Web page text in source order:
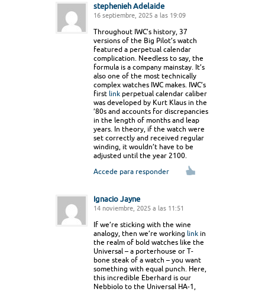
stephenieh Adelaide
16 septiembre, 2025 a las 19:09
Throughout IWC’s history, 37
versions of the Big Pilot’s watch
featured a perpetual calendar
complication. Needless to say, the
formula is a company mainstay. It’s
also one of the most technically
complex watches IWC makes. IWC’s
first link perpetual calendar caliber
was developed by Kurt Klaus in the
’80s and accounts for discrepancies
in the length of months and leap
years. In theory, if the watch were
set correctly and received regular
winding, it wouldn’t have to be
adjusted until the year 2100.
Accede para responder
Ignacio Jayne
14 noviembre, 2025 a las 11:51
If we’re sticking with the wine
analogy, then we’re working link in
the realm of bold watches like the
Universal – a porterhouse or T-
bone steak of a watch – you want
something with equal punch. Here,
this incredible Eberhard is our
Nebbiolo to the Universal HA-1,